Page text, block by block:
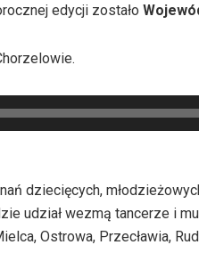
edycji zostało
dziecięcych,
udział wezmą tancerze i
Ostrowa, Przecławia,